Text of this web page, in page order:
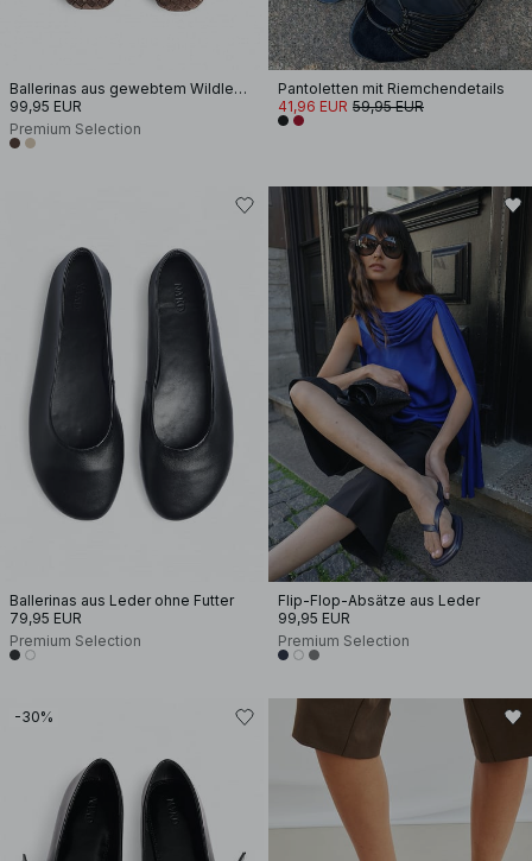
Ballerinas aus gewebtem Wildleder
99,95 EUR
Premium Selection
Pantoletten mit Riemchendetails
41,96 EUR 59,95 EUR
Ballerinas aus Leder ohne Futter
79,95 EUR
Premium Selection
Flip-Flop-Absätze aus Leder
99,95 EUR
Premium Selection
-30%